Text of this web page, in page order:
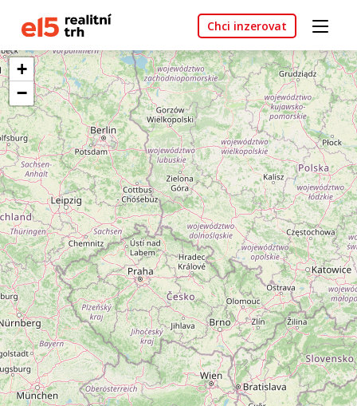
Chci inzerovat
+
−